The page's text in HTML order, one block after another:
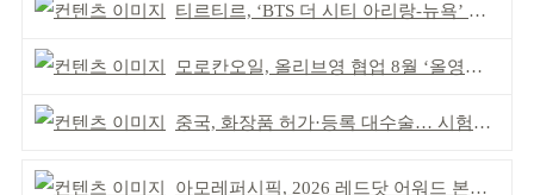
티르티르, ‘BTS 더 시티 아리랑-뉴욕’ 참여
모로칸오일, 올리브영 협업 8월 ‘올영픽’ 선정
중국, 화장품 허가·등록 대수술… 시험자료 공용 허용
아모레퍼시픽, 2026 레드닷 어워드 본상 2개 수상